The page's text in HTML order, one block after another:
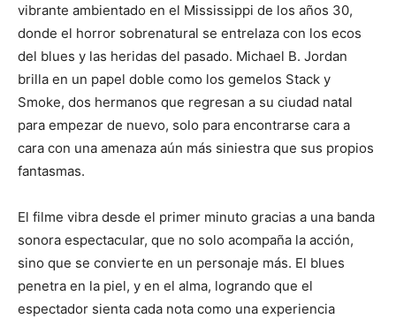
vibrante ambientado en el Mississippi de los años 30,
donde el horror sobrenatural se entrelaza con los ecos
del blues y las heridas del pasado. Michael B. Jordan
brilla en un papel doble como los gemelos Stack y
Smoke, dos hermanos que regresan a su ciudad natal
para empezar de nuevo, solo para encontrarse cara a
cara con una amenaza aún más siniestra que sus propios
fantasmas.
El filme vibra desde el primer minuto gracias a una banda
sonora espectacular, que no solo acompaña la acción,
sino que se convierte en un personaje más. El blues
penetra en la piel, y en el alma, logrando que el
espectador sienta cada nota como una experiencia